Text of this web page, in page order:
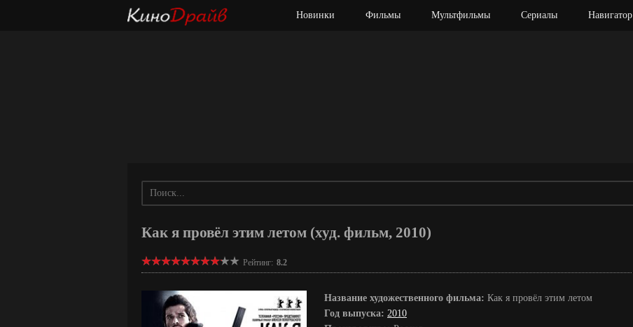
Новинки Фильмы Мультфильмы Сериалы Навигатор
Как я провёл этим летом (худ. фильм, 2010)
Рейтинг: 8.2
Название художественного фильма: Как я провёл этим летом
Год выпуска: 2010